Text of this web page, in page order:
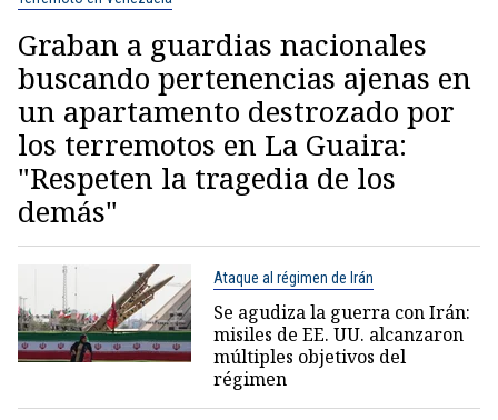
Graban a guardias nacionales
buscando pertenencias ajenas en
un apartamento destrozado por
los terremotos en La Guaira:
"Respeten la tragedia de los
demás"
Ataque al régimen de Irán
Se agudiza la guerra con Irán:
misiles de EE. UU. alcanzaron
múltiples objetivos del
régimen